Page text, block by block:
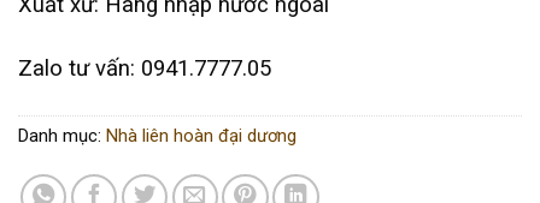
Zalo tư vấn: 0941.7777.05
Danh mục: Nhà liên hoàn đại dương